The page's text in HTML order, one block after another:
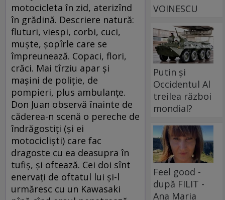
motocicleta în zid, aterizînd
în grădină. Descriere natură:
fluturi, viespi, corbi, cuci,
muşte, şopîrle care se
împreunează. Copaci, flori,
crăci. Mai tîrziu apar şi
maşini de poliţie, de
pompieri, plus ambulanţe.
Don Juan observă înainte de
căderea-n scenă o pereche de
îndrăgostiţi (şi ei
motociclişti) care fac
dragoste cu ea deasupra în
tufiş, şi oftează. Cei doi sînt
enervaţi de oftatul lui şi-l
urmăresc cu un Kawasaki
VOINESCU
Putin și
Occidentul Al
treilea război
mondial?
Feel good -
după FILIT -
Ana Maria